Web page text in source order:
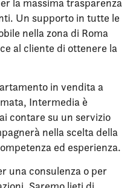
la massima trasparenza
Un supporto in tutte le
nella zona di Roma
al cliente di ottenere la
in vendita a
Intermedia è
contare su un servizio
nella scelta della
ed esperienza.
una consulenza o per